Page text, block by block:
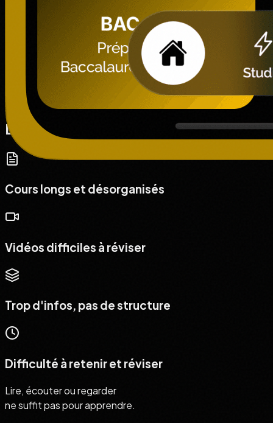
Le problème, tu le connais.
Cours longs et désorganisés
Vidéos difficiles à réviser
Trop d'infos, pas de structure
Difficulté à retenir et réviser
Lire, écouter ou regarder
ne suffit pas pour apprendre.